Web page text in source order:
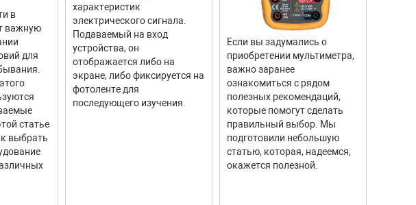
в
важную
для
статье
выбрать
характеристик
электрического сигнала.
Подаваемый на вход
устройства, он
отображается либо на
экране, либо фиксируется на
фотоленте для
последующего изучения.
Если вы задумались о
приобретении мультиметра,
важно заранее
ознакомиться с рядом
полезных рекомендаций,
которые помогут сделать
правильный выбор. Мы
подготовили небольшую
статью, которая, надеемся,
окажется полезной.